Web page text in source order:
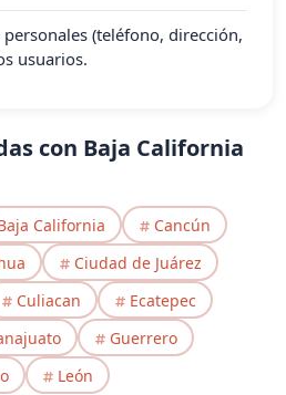
(teléfono, dirección,
usuarios.
con Baja California
California
Cancún
Ciudad de Juárez
Culiacan
Ecatepec
Guerrero
León